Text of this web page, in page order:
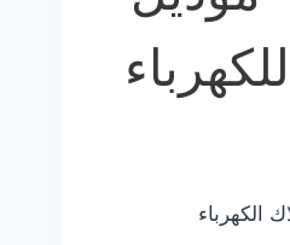
الكهرباء